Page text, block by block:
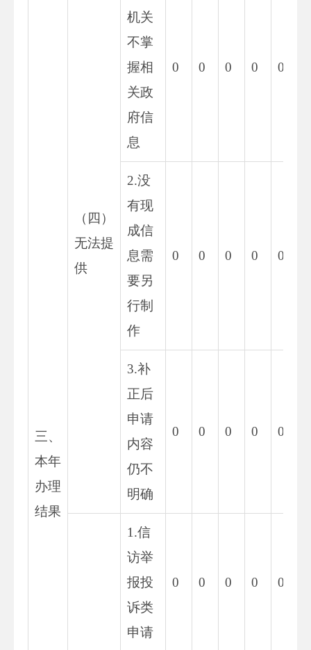
三、
本年
办理
结果
（四）
无法提
供
机关
不掌
握相
关政
府信
息
0 0 0 0 0
2.没
有现
成信
息需
要另
行制
作
0 0 0 0 0
3.补
正后
申请
内容
仍不
明确
0 0 0 0 0
1.信
访举
报投
诉类
申请
0 0 0 0 0